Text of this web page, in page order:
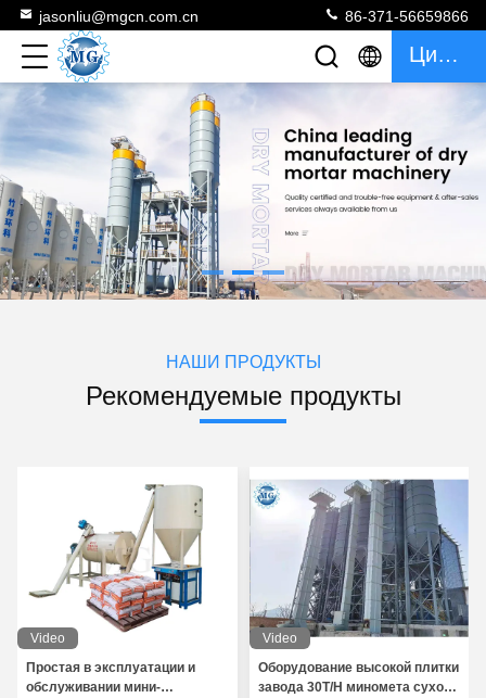
jasonliu@mgcn.com.cn 86-371-56659866
Цитата
НАШИ ПРОДУКТЫ
Рекомендуемые продукты
Video
Простая в эксплуатации и
обслуживании мини-
Video
Оборудование высокой плитки
завода 30T/H миномета сухого